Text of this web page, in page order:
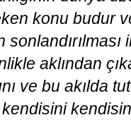
konu budur
aklından
ve bu akılda